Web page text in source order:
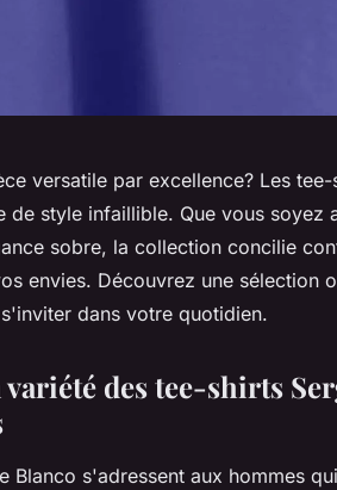
versatile par excellence? Les
de style infaillible. Que vous soyez
sobre, la collection concilie
envies. Découvrez une sélection
dans votre quotidien.
des tee-shirts
Blanco s'adressent aux hommes